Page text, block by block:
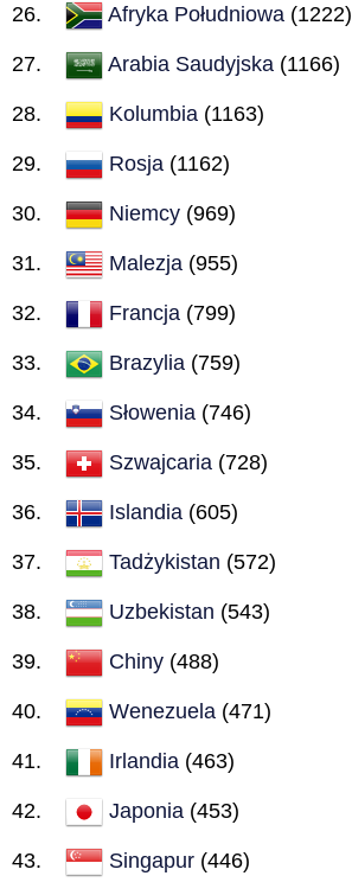
Afryka Południowa (1222)
Arabia Saudyjska (1166)
Kolumbia (1163)
Rosja (1162)
Niemcy (969)
Malezja (955)
Francja (799)
Brazylia (759)
Słowenia (746)
Szwajcaria (728)
Islandia (605)
Tadżykistan (572)
Uzbekistan (543)
Chiny (488)
Wenezuela (471)
Irlandia (463)
Japonia (453)
Singapur (446)